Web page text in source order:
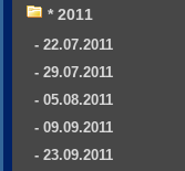
* 2011
- 22.07.2011
- 29.07.2011
- 05.08.2011
- 09.09.2011
- 23.09.2011